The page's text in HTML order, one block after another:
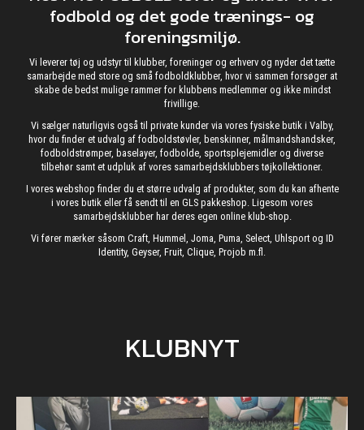
fodbold og det gode trænings- og
foreningsmiljø.
Vi leverer tøj og udstyr til klubber, foreninger og erhverv og nyder det tætte
samarbejde med store og små fodboldklubber, hvor vi sammen forsøger at
skabe de bedst mulige rammer for klubbens medlemmer og ikke mindst
frivillige.
Vi sælger naturligvis også til private kunder via vores fysiske butik i Valby,
hvor du finder et udvalg af fodboldstøvler, benskinner, målmandshandsker,
fodboldstrømper, baselayer, fodbolde, sportsplejemidler og diverse
tilbehør samt et udpluk af vores samarbejdsklubbers tøjkollektioner.
I vores webshop finder du et større udvalg af produkter, som du kan afhente
i vores butik eller få sendt til en GLS pakkeshop. Ligesom vores
samarbejdsklubber har deres egen online klub-shop.
Vi fører mærker såsom Craft, Hummel, Joma, Puma, Select, Uhlsport og ID
Identity, Geyser, Fruit, Clique, Projob m.fl.
KLUBNYT